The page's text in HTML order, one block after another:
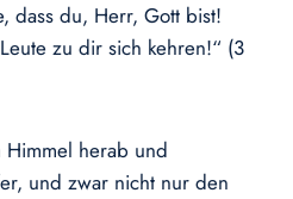
dass du, Herr, Gott bist!
zu dir sich kehren!“ (3
herab und
und zwar nicht nur den